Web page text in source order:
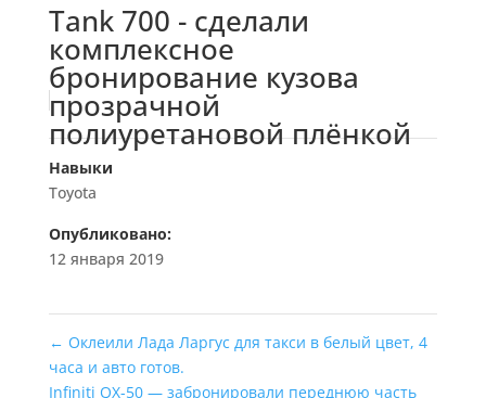
Tank 700 - сделали
комплексное
бронирование кузова
прозрачной
полиуретановой плёнкой
Навыки
Toyota
Опубликовано:
12 января 2019
← Оклеили Лада Ларгус для такси в белый цвет, 4
часа и авто готов.
Infiniti QX-50 — забронировали переднюю часть